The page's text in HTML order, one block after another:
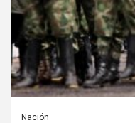
Nación